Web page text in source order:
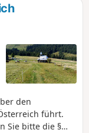
den
führt.
Sie bitte die §